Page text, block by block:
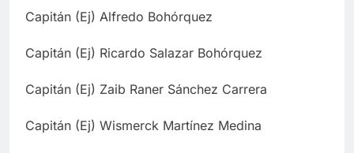
Capitán (Ej) Alfredo Bohórquez
Capitán (Ej) Ricardo Salazar Bohórquez
Capitán (Ej) Zaib Raner Sánchez Carrera
Capitán (Ej) Wismerck Martínez Medina